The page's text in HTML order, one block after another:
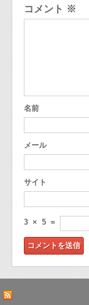
コメント ※
名前
メール
サイト
3 × 5 =